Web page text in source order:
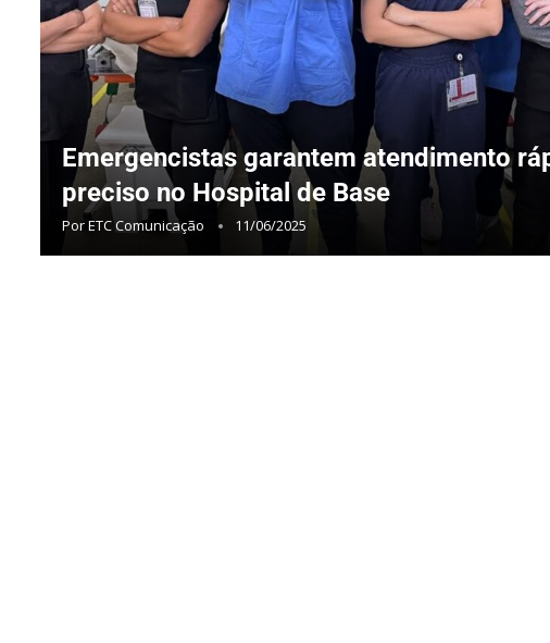
Emergencistas garantem atendimento
preciso no Hospital de Base
PorETC Comunicação 11/06/2025